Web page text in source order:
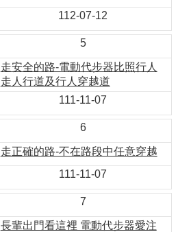
112-07-12
5
走安全的路-電動代步器比照行人
走人行道及行人穿越道
111-11-07
6
走正確的路-不在路段中任意穿越
111-11-07
7
長輩出門看這裡 電動代步器愛注